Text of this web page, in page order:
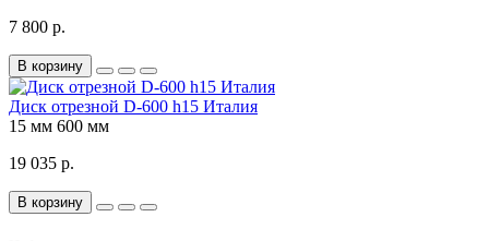
7 800 р.
В корзину
Диск отрезной D-600 h15 Италия
15 мм 600 мм
19 035 р.
В корзину